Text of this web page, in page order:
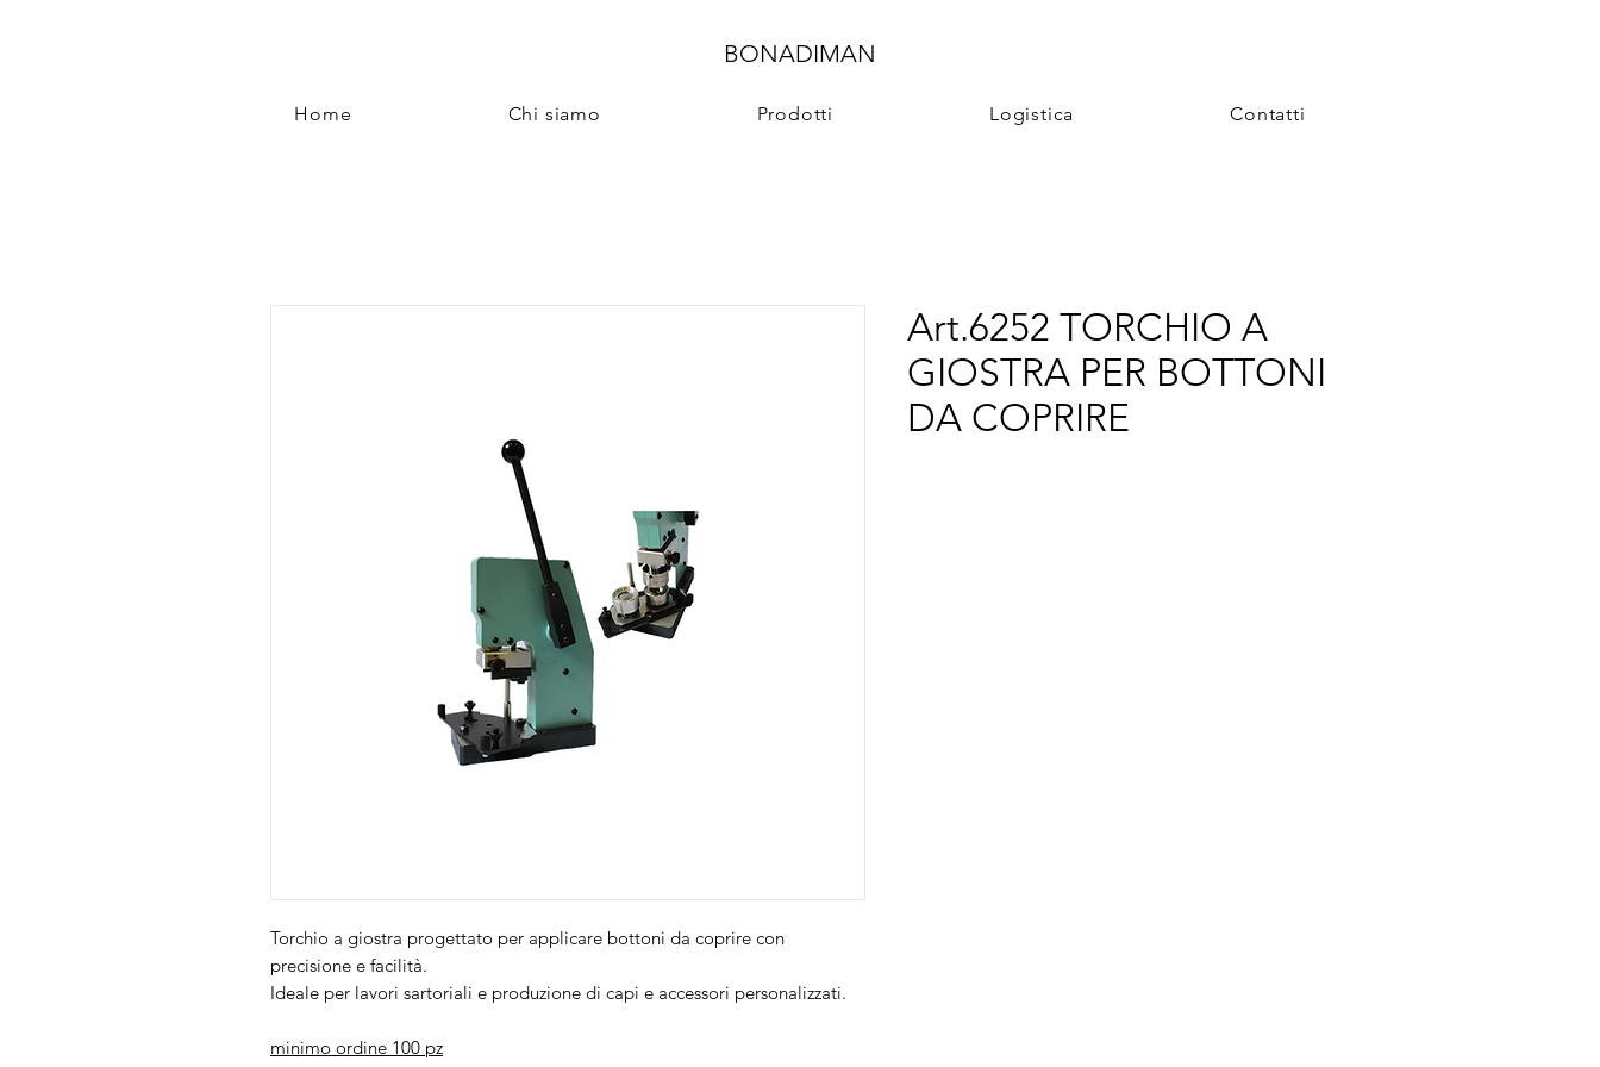
BONADIMAN
Home Chi siamo Prodotti Logistica Contatti
Torchio a giostra progettato per applicare bottoni da coprire con
precisione e facilità.
Ideale per lavori sartoriali e produzione di capi e accessori personalizzati.
minimo ordine 100 pz
Art.6252 TORCHIO A
GIOSTRA PER BOTTONI
DA COPRIRE